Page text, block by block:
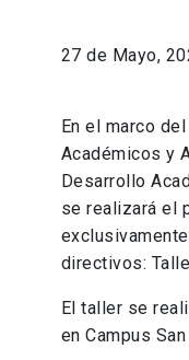
27 de Mayo,
En el marco
Académicos y
Desarrollo
se realizará el
directivos:
El taller se
en Campus